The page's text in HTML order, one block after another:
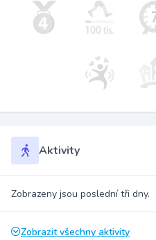
Aktivity
Zobrazeny jsou poslední tři dny.
Zobrazit všechny aktivity